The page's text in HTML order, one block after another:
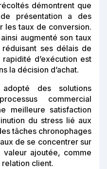
démontrent que
présentation a des
les taux de conversion.
augmenté son taux
ses délais de
d’exécution est
la décision d’achat.
des solutions
commercial
meilleure satisfaction
du stress lié aux
tâches chronophages
de se concentrer sur
ajoutée, comme
relation client.